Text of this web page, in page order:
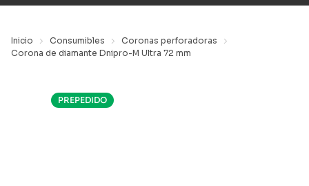
Inicio Consumibles
Coronas perforadoras
Corona de diamante Dnipro-M Ultra 72 mm
PREPEDIDO